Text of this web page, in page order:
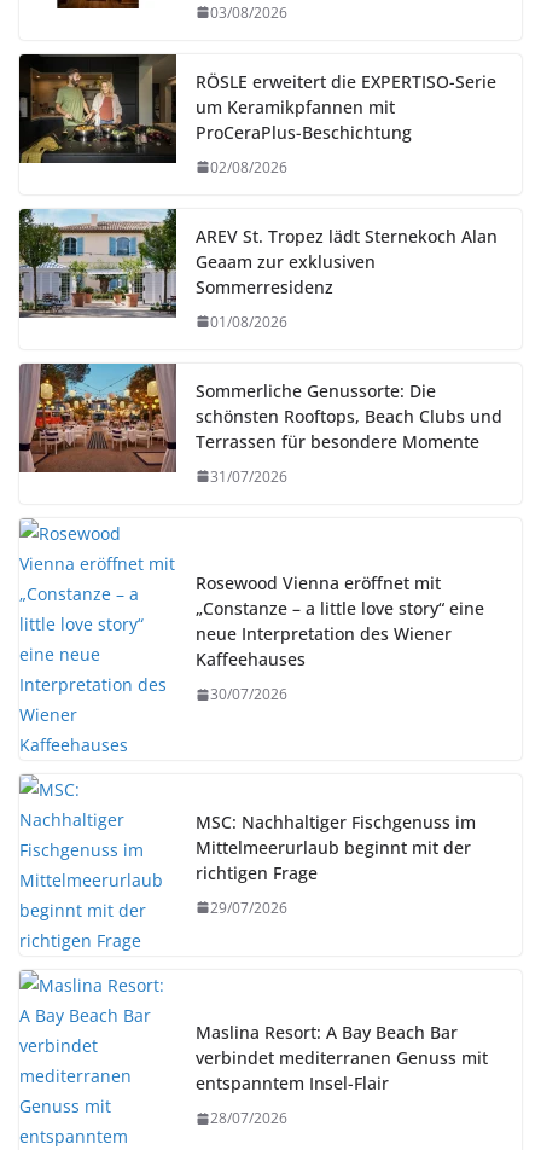
03/08/2026
RÖSLE erweitert die EXPERTISO-Serie
um Keramikpfannen mit
ProCeraPlus-Beschichtung
02/08/2026
AREV St. Tropez lädt Sternekoch Alan
Geaam zur exklusiven
Sommerresidenz
01/08/2026
Sommerliche Genussorte: Die
schönsten Rooftops, Beach Clubs und
Terrassen für besondere Momente
31/07/2026
Rosewood Vienna eröffnet mit
„Constanze – a little love story“ eine
neue Interpretation des Wiener
Kaffeehauses
30/07/2026
MSC: Nachhaltiger Fischgenuss im
Mittelmeerurlaub beginnt mit der
richtigen Frage
29/07/2026
Maslina Resort: A Bay Beach Bar
verbindet mediterranen Genuss mit
entspanntem Insel-Flair
28/07/2026